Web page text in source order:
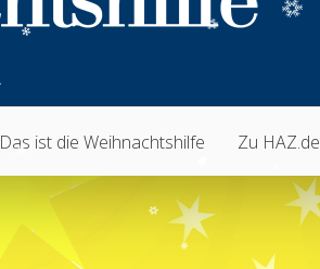
Das ist die Weihnachtshilfe Zu HAZ.de